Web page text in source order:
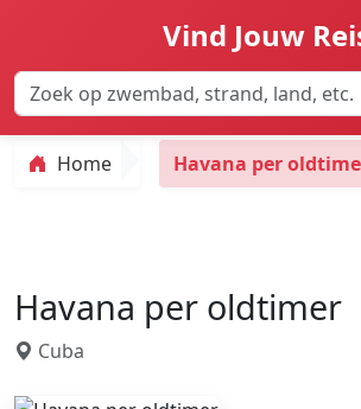
Vind Jouw
Home Havana per
Havana per oldtimer
Cuba